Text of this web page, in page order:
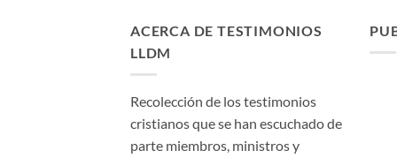
ACERCA DE TESTIMONIOS
LLDM
Recolección de los testimonios
cristianos que se han escuchado de
parte miembros, ministros y